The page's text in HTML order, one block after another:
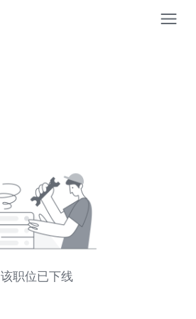
该职位已下线